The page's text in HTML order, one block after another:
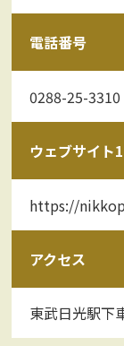
電話番号
0288-25-3310
ウェブサイト1
https://
アクセス
東武日光駅下